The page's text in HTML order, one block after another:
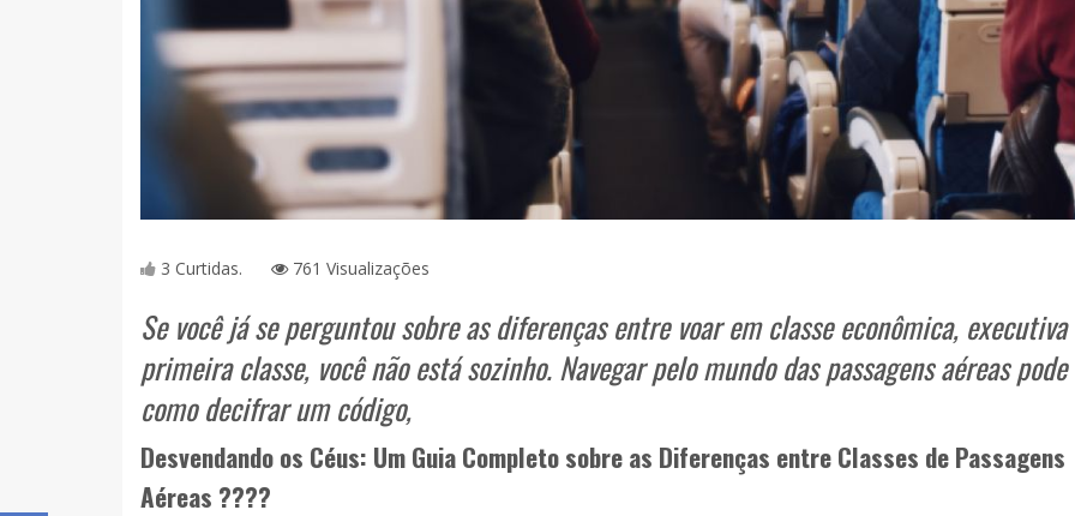
3 Curtidas. 761 Visualizações
Se você já se perguntou sobre as diferenças entre voar em classe econômica, executiva
primeira classe, você não está sozinho. Navegar pelo mundo das passagens aéreas
como decifrar um código,
Desvendando os Céus: Um Guia Completo sobre as Diferenças entre Classes de Passagens
Aéreas ????